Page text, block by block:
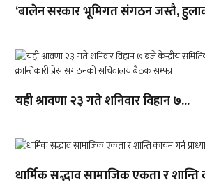
‘बालेन सरकार भूमिगत संगठन जस्तै,
यही श्रावणा २३ गते शनिवार विहान ७...
धार्मिक सद्भाव सामाजिक एकता र